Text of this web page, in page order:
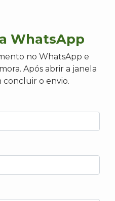
WhatsApp
no WhatsApp e
Após abrir a janela
o envio.